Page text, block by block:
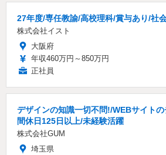
27年度/専任教諭/高校理科/賞与あり/社
株式会社イスト
大阪府
年収460万円～850万円
正社員
デザインの知識一切不問!/WEBサイト
間休日125日以上/未経験活躍
株式会社GUM
埼玉県